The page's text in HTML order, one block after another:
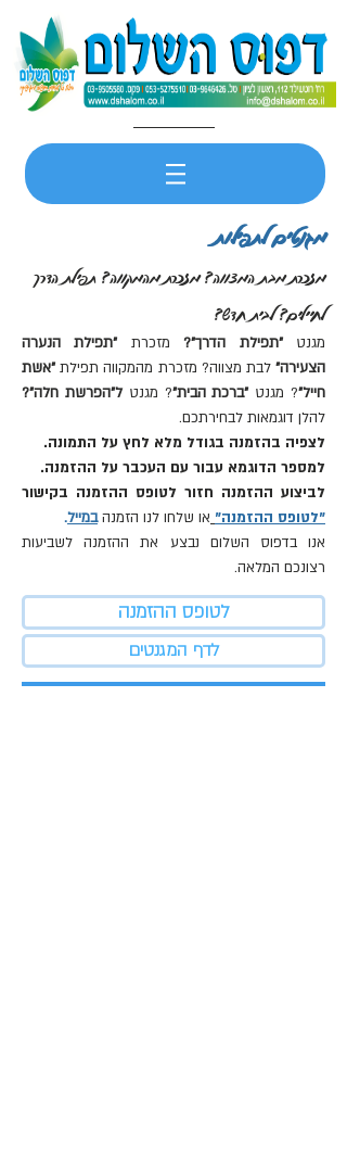
מגנטים לתפילות
מזכרת מבת המצווה? מזכרת מהמקווה? תפילת הדרך
לחיילים? לבית חדש?
מגנט"תפילת הדרך"?מזכרת "תפילת הנערה
הצעירה" לבת מצווה? מזכרת מהמקווה תפילת "אשת
חייל"? מגנט "ברכת הבית"? מגנטל"הפרשת חלה"?
להלן דוגמאות לבחירתכם.
לצפיה בהזמנה בגודל מלא לחץ על התמונה.
למספר הדוגמא עבור עם העכבר על ההזמנה.
לביצוע ההזמנה חזור לטופס ההזמנה בקישור
"לטופס ההזמנה" או שלחו לנו הזמנהבמייל.
אנו בדפוס השלום נבצע את ההזמנה לשביעות
רצונכם המלאה.
לטופס ההזמנה
לדף המגנטים